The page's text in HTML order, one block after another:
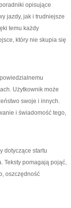
opisujące
jazdy, jak i trudniejsze
temu każdy
który nie skupia się
Użytkownik może
swoje i innych.
i świadomość tego,
dotyczące startu
Teksty pomagają pojąć,
oszczędność